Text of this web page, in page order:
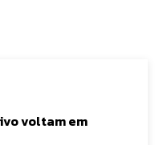
voltam em